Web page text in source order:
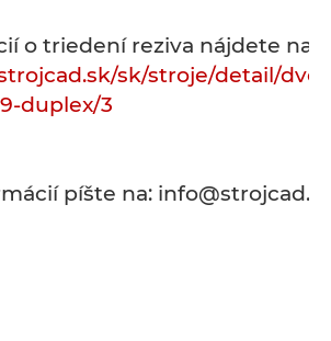
o triedení reziva nájdete na:
sk/stroje/detail/
duplex/3
píšte na: